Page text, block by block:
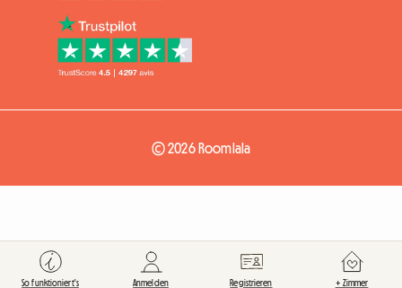
© 2026 Roomlala
So funktioniert's Anmelden Registrieren + Zimmer